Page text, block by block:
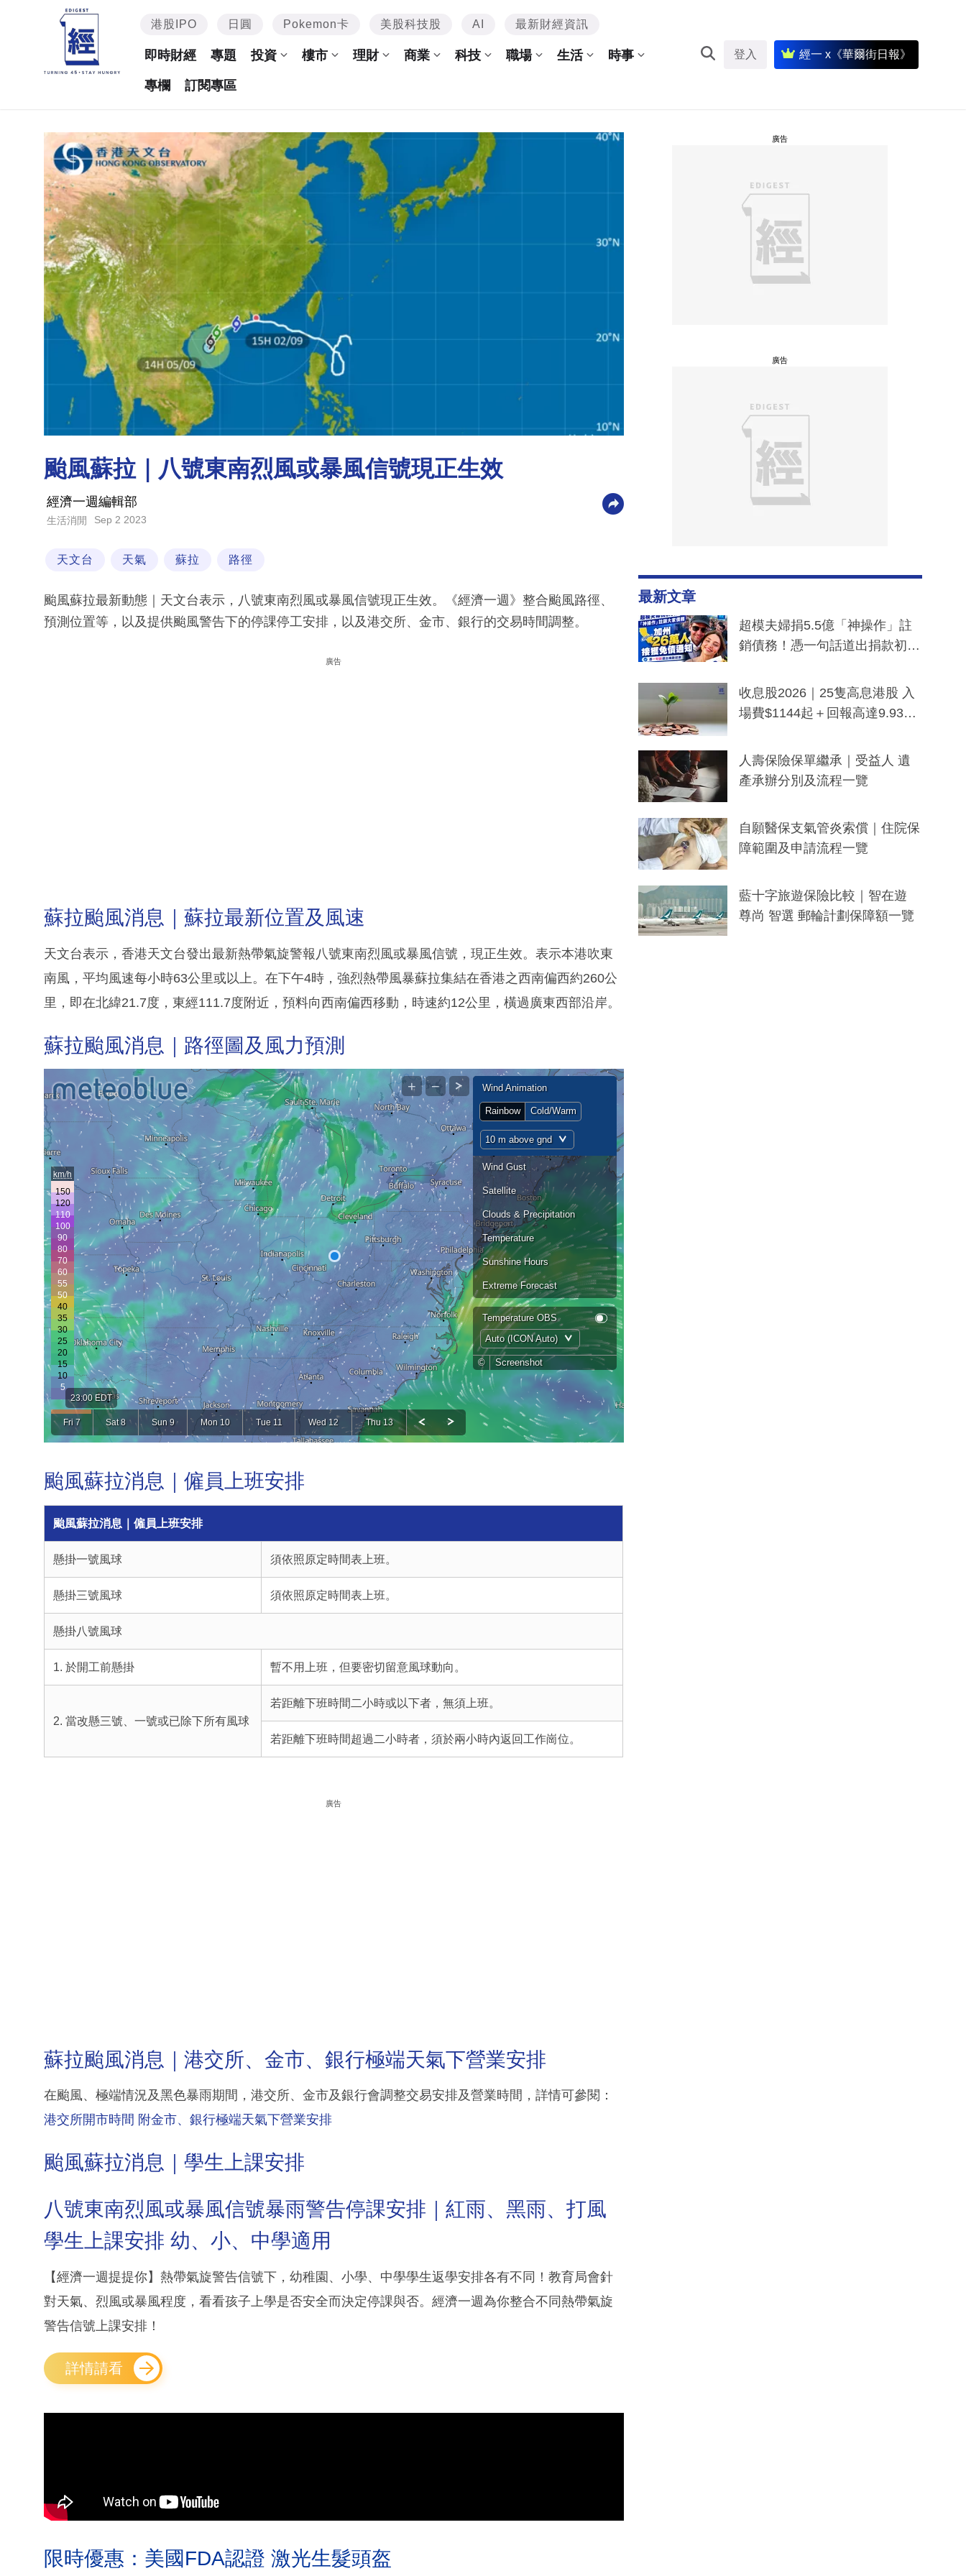
港股IPO 日圓 Pokemon卡 美股科技股 AI 最新財經資訊
即時財經 專題 投資 樓市 理財 商業 科技 職場 生活 時事
專欄 訂閱專區
登入 經一 x《華爾街日報》
颱風蘇拉｜八號東南烈風或暴風信號現正生效
經濟一週編輯部
生活消閒 Sep 2 2023
天文台 天氣 蘇拉 路徑
颱風蘇拉最新動態｜天文台表示，八號東南烈風或暴風信號現正生效。《經濟一週》整合颱風路徑、
預測位置等，以及提供颱風警告下的停課停工安排，以及港交所、金市、銀行的交易時間調整。
廣告
蘇拉颱風消息｜蘇拉最新位置及風速
天文台表示，香港天文台發出最新熱帶氣旋警報八號東南烈風或暴風信號，現正生效。表示本港吹東
南風，平均風速每小時63公里或以上。在下午4時，強烈熱帶風暴蘇拉集結在香港之西南偏西約260公
里，即在北緯21.7度，東經111.7度附近，預料向西南偏西移動，時速約12公里，橫過廣東西部沿岸。
蘇拉颱風消息｜路徑圖及風力預測
颱風蘇拉消息｜僱員上班安排
颱風蘇拉消息｜僱員上班安排
懸掛一號風球 須依照原定時間表上班。
懸掛三號風球 須依照原定時間表上班。
懸掛八號風球
1. 於開工前懸掛 暫不用上班，但要密切留意風球動向。
2. 當改懸三號、一號或已除下所有風球
若距離下班時間二小時或以下者，無須上班。
若距離下班時間超過二小時者，須於兩小時內返回工作崗位。
廣告
蘇拉颱風消息｜港交所、金市、銀行極端天氣下營業安排
在颱風、極端情況及黑色暴雨期間，港交所、金市及銀行會調整交易安排及營業時間，詳情可參閱：
港交所開市時間 附金市、銀行極端天氣下營業安排
颱風蘇拉消息｜學生上課安排
八號東南烈風或暴風信號暴雨警告停課安排｜紅雨、黑雨、打風
學生上課安排 幼、小、中學適用
【經濟一週提提你】熱帶氣旋警告信號下，幼稚園、小學、中學學生返學安排各有不同！教育局會針
對天氣、烈風或暴風程度，看看孩子上學是否安全而決定停課與否。經濟一週為你整合不同熱帶氣旋
警告信號上課安排！
詳情請看
限時優惠：美國FDA認證 激光生髮頭盔
廣告
廣告
最新文章
超模夫婦捐5.5億「神操作」註
銷債務！憑一句話道出捐款初
一度被誤當詐騙手段
收息股2026｜25隻高息港股 入
場費$1144起＋回報高達9.93
人壽保險保單繼承｜受益人 遺
產承辦分別及流程一覽
自願醫保支氣管炎索償｜住院保
障範圍及申請流程一覽
藍十字旅遊保險比較｜智在遊
尊尚 智選 郵輪計劃保障額一覽